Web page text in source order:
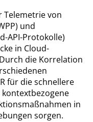
Telemetrie von
und
API-Protokolle)
in Cloud-
die Korrelation
für die schnellere
in
sorgen.